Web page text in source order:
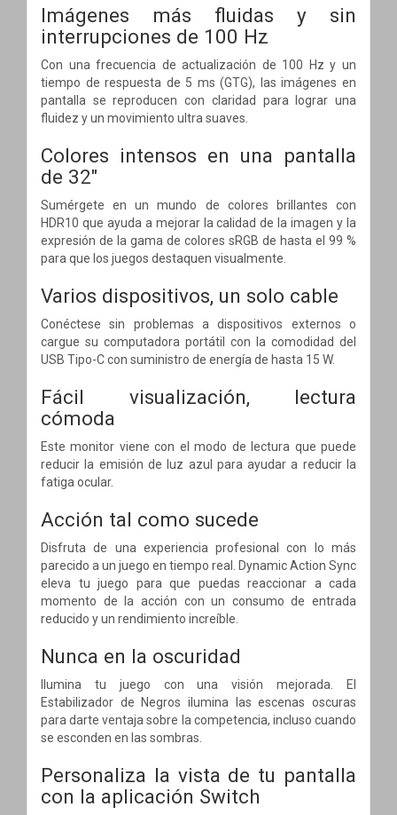
Imágenes más fluidas y sin
interrupciones de 100 Hz
Con una frecuencia de actualización de 100 Hz y un
tiempo de respuesta de 5 ms (GTG), las imágenes en
pantalla se reproducen con claridad para lograr una
fluidez y un movimiento ultra suaves.
Colores intensos en una pantalla
de 32"
Sumérgete en un mundo de colores brillantes con
HDR10 que ayuda a mejorar la calidad de la imagen y la
expresión de la gama de colores sRGB de hasta el 99 %
para que los juegos destaquen visualmente.
Varios dispositivos, un solo cable
Conéctese sin problemas a dispositivos externos o
cargue su computadora portátil con la comodidad del
USB Tipo-C con suministro de energía de hasta 15 W.
Fácil visualización, lectura
cómoda
Este monitor viene con el modo de lectura que puede
reducir la emisión de luz azul para ayudar a reducir la
fatiga ocular.
Acción tal como sucede
Disfruta de una experiencia profesional con lo más
parecido a un juego en tiempo real. Dynamic Action Sync
eleva tu juego para que puedas reaccionar a cada
momento de la acción con un consumo de entrada
reducido y un rendimiento increíble.
Nunca en la oscuridad
Ilumina tu juego con una visión mejorada. El
Estabilizador de Negros ilumina las escenas oscuras
para darte ventaja sobre la competencia, incluso cuando
se esconden en las sombras.
Personaliza la vista de tu pantalla
con la aplicación Switch